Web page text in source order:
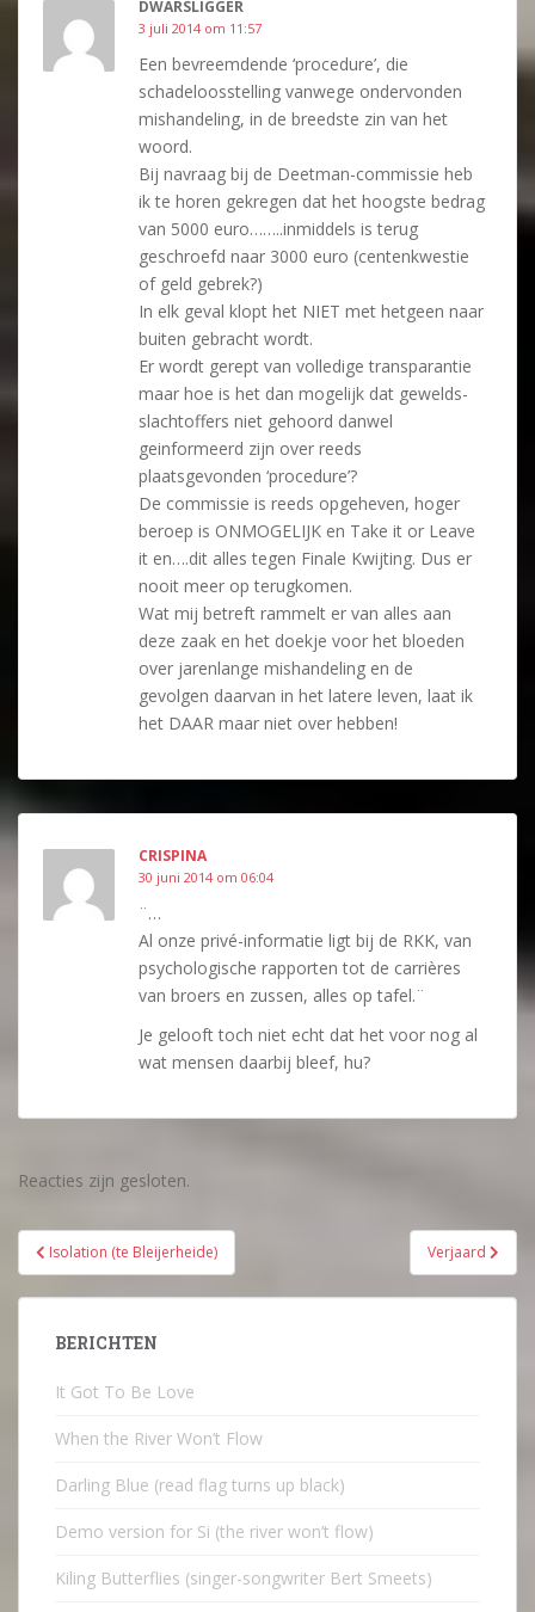
DWARSLIGGER
3 juli 2014 om 11:57
Een bevreemdende ‘procedure’, die
schadeloosstelling vanwege ondervonden
mishandeling, in de breedste zin van het
woord.
Bij navraag bij de Deetman-commissie heb
ik te horen gekregen dat het hoogste bedrag
van 5000 euro……..inmiddels is terug
geschroefd naar 3000 euro (centenkwestie
of geld gebrek?)
In elk geval klopt het NIET met hetgeen naar
buiten gebracht wordt.
Er wordt gerept van volledige transparantie
maar hoe is het dan mogelijk dat gewelds-
slachtoffers niet gehoord danwel
geinformeerd zijn over reeds
plaatsgevonden ‘procedure’?
De commissie is reeds opgeheven, hoger
beroep is ONMOGELIJK en Take it or Leave
it en….dit alles tegen Finale Kwijting. Dus er
nooit meer op terugkomen.
Wat mij betreft rammelt er van alles aan
deze zaak en het doekje voor het bloeden
over jarenlange mishandeling en de
gevolgen daarvan in het latere leven, laat ik
het DAAR maar niet over hebben!
CRISPINA
30 juni 2014 om 06:04
¨…
Al onze privé-informatie ligt bij de RKK, van
psychologische rapporten tot de carrières
van broers en zussen, alles op tafel.¨
Je gelooft toch niet echt dat het voor nog al
wat mensen daarbij bleef, hu?
Reacties zijn gesloten.
Bericht
navigatie
Isolation (te Bleijerheide) Verjaard
BERICHTEN
It Got To Be Love
When the River Won’t Flow
Darling Blue (read flag turns up black)
Demo version for Si (the river won’t flow)
Kiling Butterflies (singer-songwriter Bert Smeets)